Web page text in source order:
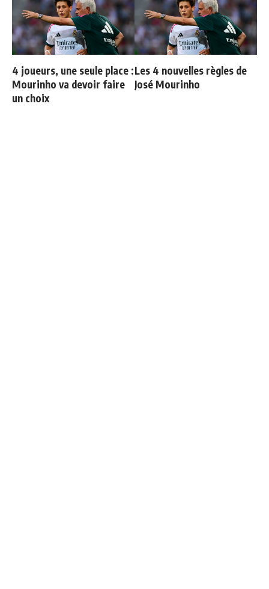
4 joueurs, une seule place :
Mourinho va devoir faire
un choix
Les 4 nouvelles règles de
José Mourinho